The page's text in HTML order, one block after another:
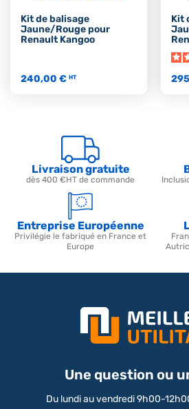
Kit de balisage
Jaune/Rouge pour
Renault Kangoo
240,00 € HT
Kit
Livraison gratuite
dès 400 €HT de commande
Entreprise Européenne
Privilégie le fabriqué en France et
Europe
Une question ou
Du lundi au vendredi 9h00-